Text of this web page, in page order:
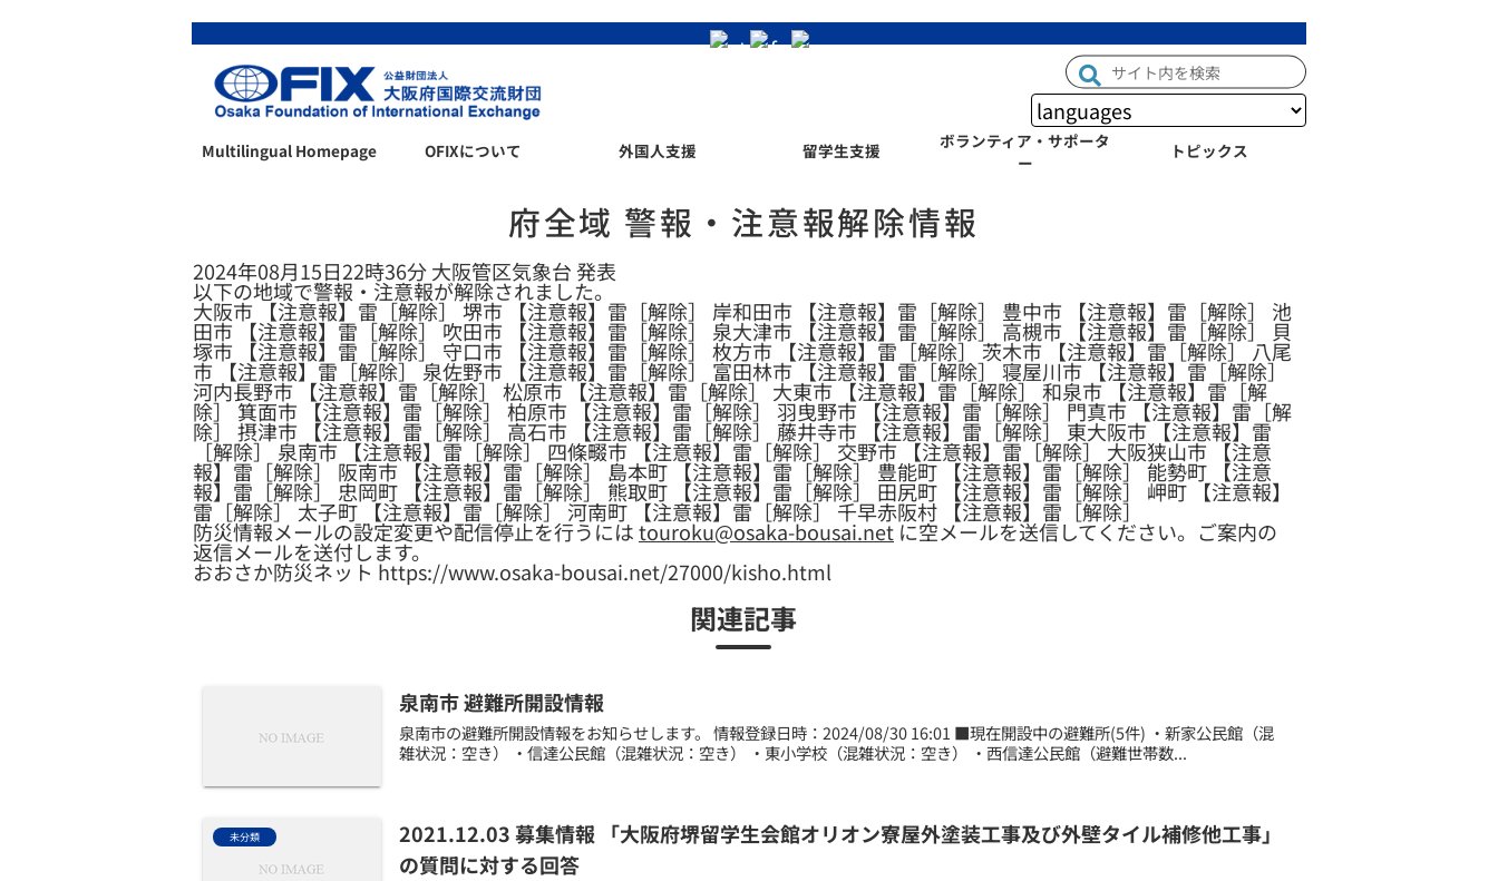
Multilingual Homepage OFIXについて 外国人支援 留学生支援
ボランティア・サポータ
ー
トピックス
府全域 警報・注意報解除情報
2024年08月15日22時36分 大阪管区気象台 発表
以下の地域で警報・注意報が解除されました。
大阪市 【注意報】雷［解除］ 堺市 【注意報】雷［解除］ 岸和田市 【注意報】雷［解除］ 豊中市 【注意報】雷［解除］ 池
田市 【注意報】雷［解除］ 吹田市 【注意報】雷［解除］ 泉大津市 【注意報】雷［解除］ 高槻市 【注意報】雷［解除］ 貝
塚市 【注意報】雷［解除］ 守口市 【注意報】雷［解除］ 枚方市 【注意報】雷［解除］ 茨木市 【注意報】雷［解除］ 八尾
市 【注意報】雷［解除］ 泉佐野市 【注意報】雷［解除］ 富田林市 【注意報】雷［解除］ 寝屋川市 【注意報】雷［解除］
河内長野市 【注意報】雷［解除］ 松原市 【注意報】雷［解除］ 大東市 【注意報】雷［解除］ 和泉市 【注意報】雷［解
除］ 箕面市 【注意報】雷［解除］ 柏原市 【注意報】雷［解除］ 羽曳野市 【注意報】雷［解除］ 門真市 【注意報】雷［解
除］ 摂津市 【注意報】雷［解除］ 高石市 【注意報】雷［解除］ 藤井寺市 【注意報】雷［解除］ 東大阪市 【注意報】雷
［解除］ 泉南市 【注意報】雷［解除］ 四條畷市 【注意報】雷［解除］ 交野市 【注意報】雷［解除］ 大阪狭山市 【注意
報】雷［解除］ 阪南市 【注意報】雷［解除］ 島本町 【注意報】雷［解除］ 豊能町 【注意報】雷［解除］ 能勢町 【注意
報】雷［解除］ 忠岡町 【注意報】雷［解除］ 熊取町 【注意報】雷［解除］ 田尻町 【注意報】雷［解除］ 岬町 【注意報】
雷［解除］ 太子町 【注意報】雷［解除］ 河南町 【注意報】雷［解除］ 千早赤阪村 【注意報】雷［解除］
防災情報メールの設定変更や配信停止を行うにはtouroku@osaka-bousai.netに空メールを送信してください。ご案内の
返信メールを送付します。
おおさか防災ネット https://www.osaka-bousai.net/27000/kisho.html
関連記事
泉南市 避難所開設情報
泉南市の避難所開設情報をお知らせします。 情報登録日時：2024/08/30 16:01 ■現在開設中の避難所(5件) ・新家公民館（混
雑状況：空き） ・信達公民館（混雑状況：空き） ・東小学校（混雑状況：空き） ・西信達公民館（避難世帯数...
未分類
2021.12.03 募集情報 「大阪府堺留学生会館オリオン寮屋外塗装工事及び外壁タイル補修他工事」
の質問に対する回答